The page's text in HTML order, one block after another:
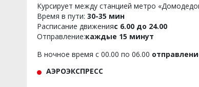
Курсирует между станцией метро
Время в пути: 30-35 мин
Расписание движенияс 6.00 до 24.00
Отправление:каждые 15 минут
В ночное время с 00.00 по 06.00
АЭРОЭКСПРЕСС